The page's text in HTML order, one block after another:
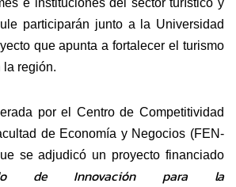
participarán junto a la Universidad
que apunta a fortalecer el turismo
la región.
por el Centro de Competitividad
de Economía y Negocios (FEN-
se adjudicó un proyecto financiado
de Innovación para la